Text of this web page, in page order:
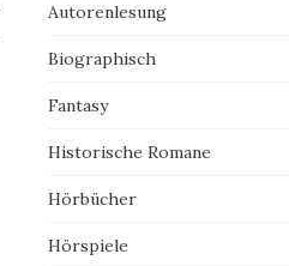
Autorenlesung
Biographisch
Fantasy
Historische Romane
Hörbücher
Hörspiele